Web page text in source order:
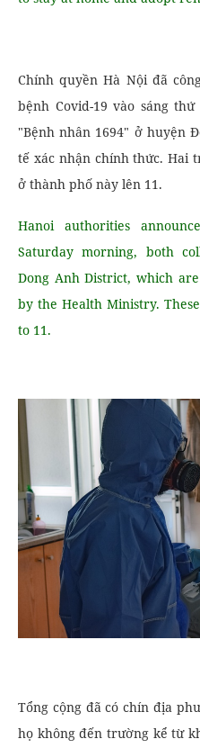
Chính quyền Hà Nội đã
bệnh Covid-19 vào sáng
"Bệnh nhân 1694" ở huyện
tế xác nhận chính thức. Hai
ở thành phố này lên 11.
Hanoi authorities
Saturday morning, both
Dong Anh District, which
by the Health Ministry.
to 11.
Tổng cộng đã có chín địa
họ không đến trường kể từ